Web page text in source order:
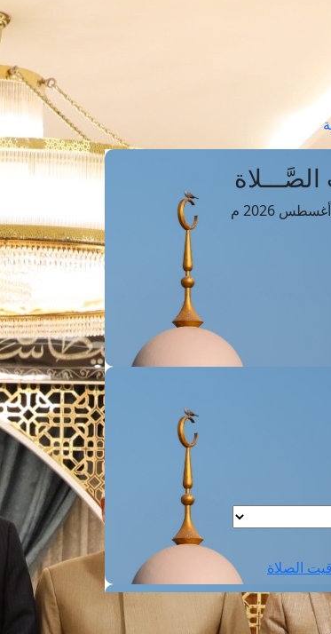
الصلاة